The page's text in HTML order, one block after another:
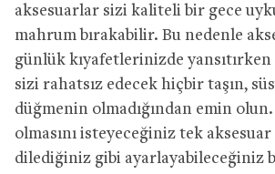
aksesuarlar sizi kaliteli bir gece
mahrum bırakabilir. Bu nedenle
günlük kıyafetlerinizde yansıtırken
sizi rahatsız edecek hiçbir taşın,
düğmenin olmadığından emin olun.
olmasını isteyeceğiniz tek aksesuar
dilediğiniz gibi ayarlayabileceğiniz